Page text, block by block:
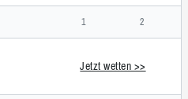
1 2
Jetzt wetten >>